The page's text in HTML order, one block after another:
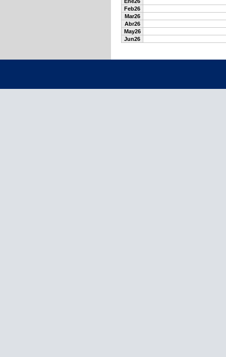
Feb26
Mar26
Abr26
May26
Jun26